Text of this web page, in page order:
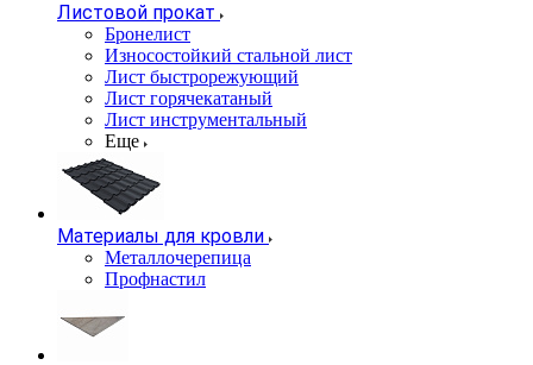
Листовой прокат
Бронелист
Износостойкий стальной лист
Лист быстрорежующий
Лист горячекатаный
Лист инструментальный
Еще
Материалы для кровли
Металлочерепица
Профнастил